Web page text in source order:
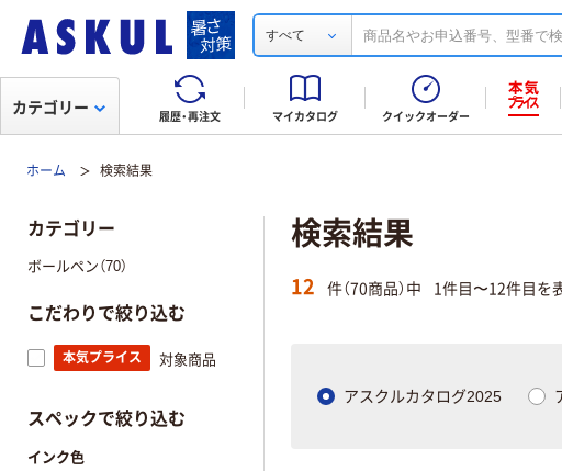
すべて
履歴・再注文 マイカタログ クイックオーダー
カテゴリー
ホーム 検索結果
検索結果
12 件（70商品）中 1件目〜12件目を
アスクルカタログ2025
カテゴリー
ボールペン（70）
こだわりで絞り込む
本気プライス 対象商品
スペックで絞り込む
インク色